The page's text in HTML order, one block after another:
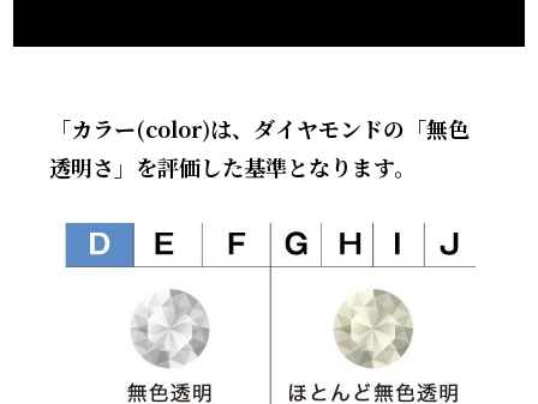
「カラー(color)は、ダイヤモンドの「無色
透明さ」を評価した基準となります。